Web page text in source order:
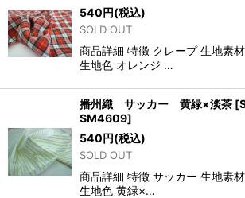
540円(税込)
SOLD OUT
商品詳細 特徴 クレープ 生地素
生地色 オレンジ …
播州織 サッカー 黄緑×淡茶 [
SM4609]
540円(税込)
SOLD OUT
商品詳細 特徴 サッカー 生地素
生地色 黄緑×…